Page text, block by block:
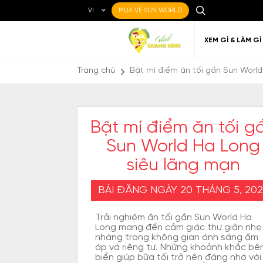
VI MUA VÉ SUN WORLD
XEM GÌ & LÀM GÌ
Điểm đến yêu thích Nghệ thuật
Ẩm thực Địa phương Địa điểm ăn uống
Về Quảng Ninh Đi đến Quảng Ninh
Di
Trang chủ Bật mí điểm ăn tối gần Sun
Bật mí điểm ăn tối
Sun World Ha Long
siêu lãng mạn
BÀI ĐĂNG NGÀY 20 THÁNG 5,
Trải nghiệm ăn tối gần Sun World Ha
Long mang đến cảm giác thư giãn nhẹ
nhàng trong không gian ánh sáng ấm
áp và riêng tư. Những khoảnh khắc
biển giúp bữa tối trở nên đáng nhớ với